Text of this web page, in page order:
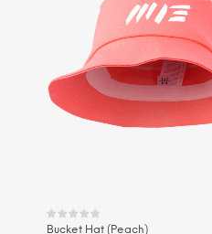
Bucket Hat (Peach)